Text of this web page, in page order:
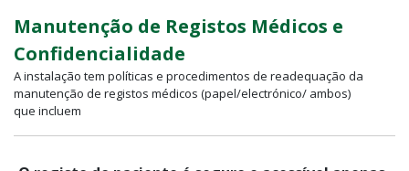
Manutenção de Registos Médicos e
Confidencialidade
A instalação tem políticas e procedimentos de readequação da
manutenção de registos médicos (papel/electrónico/ ambos)
que incluem